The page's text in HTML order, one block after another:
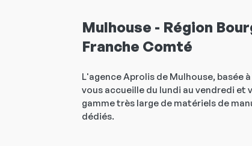
Mulhouse - Région
Franche Comté
L'agence Aprolis de Mulhouse, basée
vous accueille du lundi au vendredi et
gamme très large de matériels de
dédiés.